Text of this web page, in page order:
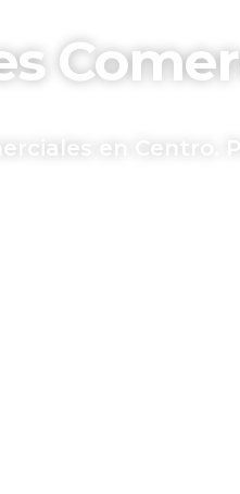
en Centro.